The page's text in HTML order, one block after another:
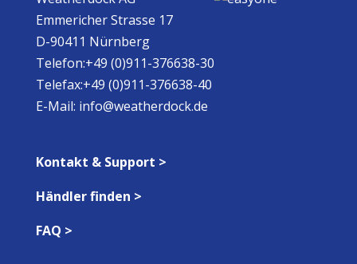
Emmericher Strasse 17
D-90411 Nürnberg
Telefon:+49 (0)911-376638-30
Telefax:+49 (0)911-376638-40
E-Mail: info@weatherdock.de
Kontakt & Support >
Händler finden >
FAQ >